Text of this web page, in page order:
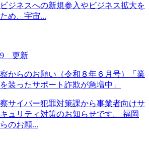
ジネスへの新規参入やビジネス拡大を
め、宇宙...
更新
からのお願い（令和８年６月号）「業
装ったサポート詐欺が急増中」
サイバー犯罪対策課から事業者向けサ
ュリティ対策のお知らせです。 福岡
のお願...